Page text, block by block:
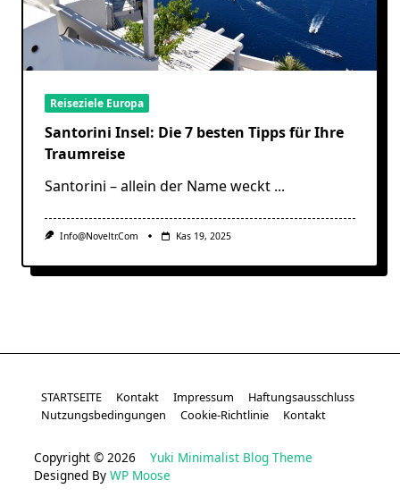
Reiseziele Europa
Santorini Insel: Die 7 besten Tipps für Ihre
Traumreise
Santorini – allein der Name weckt ...
Info@noveltr.com Kas 19, 2025
STARTSEITE Kontakt Impressum
Haftungsausschluss
Nutzungsbedingungen
Cookie-Richtlinie Kontakt
Copyright © 2026 Yuki Minimalist Blog Theme
Designed By WP Moose